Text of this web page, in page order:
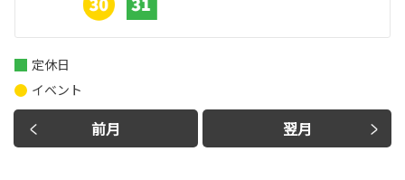
前月 翌月
定休日
イベント